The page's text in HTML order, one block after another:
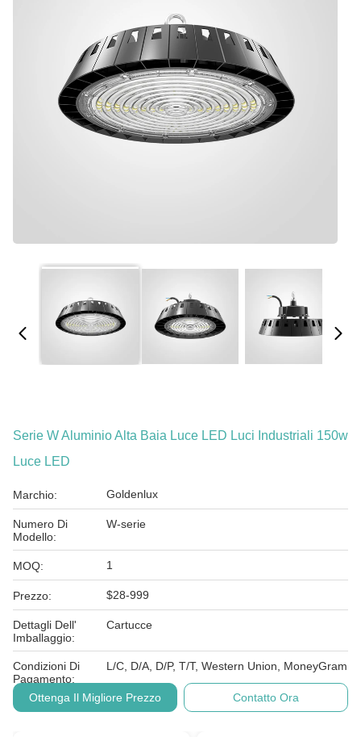
Serie W Aluminio Alta Baia Luce LED Luci Industriali 150w
Luce LED
Marchio: Goldenlux
Numero Di
Modello:
W-serie
MOQ: 1
Prezzo: $28-999
Dettagli Dell'
Imballaggio:
Cartucce
Condizioni Di
Pagamento:
L/C, D/A, D/P, T/T, Western Union, MoneyGram
Ottenga Il Migliore Prezzo Contatto Ora